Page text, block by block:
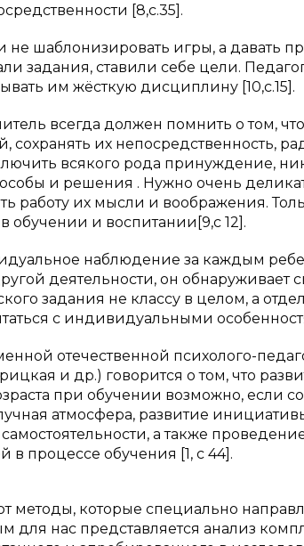
[8,с.35].
шаблонизировать игры, а давать
задания, ставили себе цели.
им жёсткую дисциплину [10,с.15].
всегда должен помнить о том,
сохранять их непосредственность,
всякого рода принуждение,
и решения . Нужно очень
работу их мысли и воображения.
обучении и воспитании[9,с 12].
наблюдение за каждым
деятельности, он обнаруживает
задания не классу в целом, а
с индивидуальными
отечественной психолого-
и др.) говорится о том, что
при обучении возможно, если
атмосфера, развитие
а также
в процессе обучения [1, с 44].
методы, которые специально
для нас представляется анализ